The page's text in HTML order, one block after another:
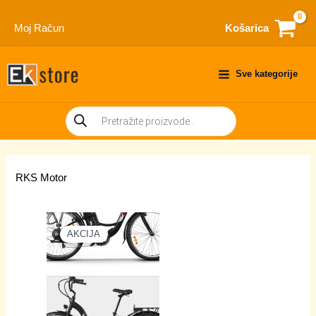
Moj Račun Košarica
Sve kategorije
Products
search
RKS Motor
AKCIJA